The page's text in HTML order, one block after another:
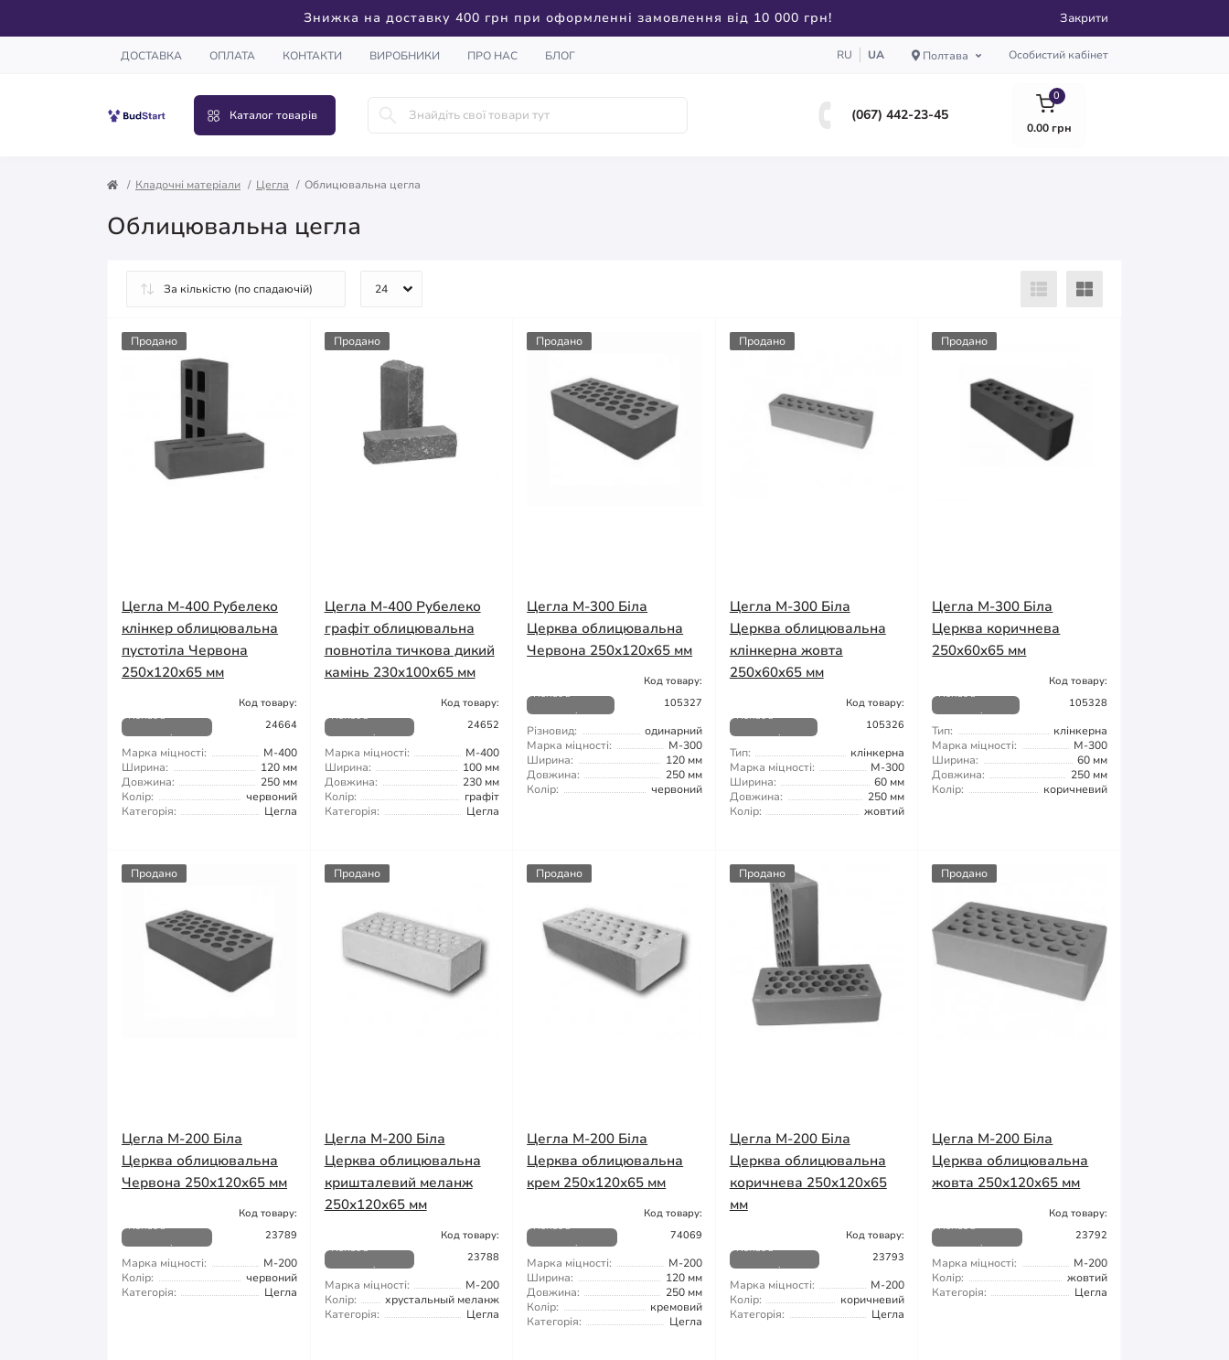
Знижка на доставку 400 грн при оформленні замовлення від 10 000 грн! Закрити
ДОСТАВКА ОПЛАТА КОНТАКТИ ВИРОБНИКИ ПРО НАС БЛОГ RU UA Полтава Особистий кабінет
Каталог товарів (067) 442-23-45
0
0.00 грн
Кладочні матеріали Цегла Облицювальна цегла
Облицювальна цегла
Продано
Цегла М-400 Рубелеко
клінкер облицювальна
пустотіла Червона
250x120x65 мм
Немає в
наявності
Код товару:
24664
Марка міцності:
М-400
Ширина:
120 мм
Довжина:
250 мм
Колір:
червоний
Категорія:
Цегла
Продано
Цегла М-400 Рубелеко
графіт облицювальна
повнотіла тичкова дикий
камінь 230x100x65 мм
Немає в
наявності
Код товару:
24652
Марка міцності:
М-400
Ширина:
100 мм
Довжина:
230 мм
Колір:
графіт
Категорія:
Цегла
Продано
Цегла М-300 Біла
Церква облицювальна
Червона 250х120х65 мм
Немає в
наявності
Код товару:
105327
Різновид:
одинарний
Марка міцності:
М-300
Ширина:
120 мм
Довжина:
250 мм
Колір:
червоний
Продано
Цегла М-300 Біла
Церква облицювальна
клінкерна жовта
250x60x65 мм
Немає в
наявності
Код товару:
105326
Тип:
клінкерна
Марка міцності:
М-300
Ширина:
60 мм
Довжина:
250 мм
Колір:
жовтий
Продано
Цегла М-300 Біла
Церква коричнева
250x60x65 мм
Немає в
наявності
Код товару:
105328
Тип:
клінкерна
Марка міцності:
М-300
Ширина:
60 мм
Довжина:
250 мм
Колір:
коричневий
Продано
Цегла М-200 Біла
Церква облицювальна
Червона 250х120х65 мм
Немає в
наявності
Код товару:
23789
Марка міцності:
М-200
Колір:
червоний
Категорія:
Цегла
Продано
Цегла М-200 Біла
Церква облицювальна
кришталевий меланж
250х120х65 мм
Немає в
наявності
Код товару:
23788
Марка міцності:
М-200
Колір:
хрустальный меланж
Категорія:
Цегла
Продано
Цегла М-200 Біла
Церква облицювальна
крем 250х120х65 мм
Немає в
наявності
Код товару:
74069
Марка міцності:
М-200
Ширина:
120 мм
Довжина:
250 мм
Колір:
кремовий
Категорія:
Цегла
Продано
Цегла М-200 Біла
Церква облицювальна
коричнева 250х120х65
мм
Немає в
наявності
Код товару:
23793
Марка міцності:
М-200
Колір:
коричневий
Категорія:
Цегла
Продано
Цегла М-200 Біла
Церква облицювальна
жовта 250х120х65 мм
Немає в
наявності
Код товару:
23792
Марка міцності:
М-200
Колір:
жовтий
Категорія:
Цегла